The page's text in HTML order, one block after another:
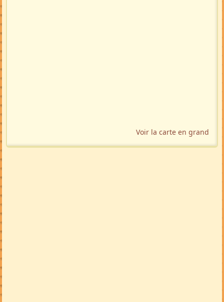
Voir la carte en grand